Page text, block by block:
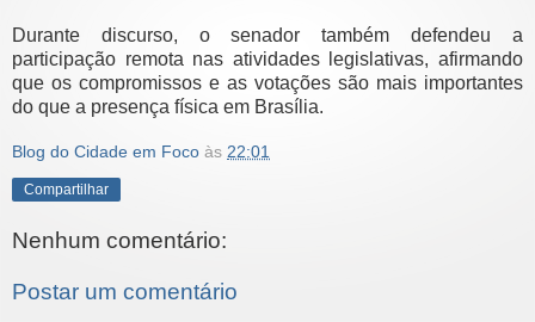
Durante discurso, o senador também defendeu a
participação remota nas atividades legislativas, afirmando
que os compromissos e as votações são mais importantes
do que a presença física em Brasília.
Blog do Cidade em Foco às 22:01
Compartilhar
Nenhum comentário:
Postar um comentário